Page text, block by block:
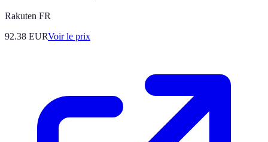
Rakuten FR
92.38 EURVoir le prix